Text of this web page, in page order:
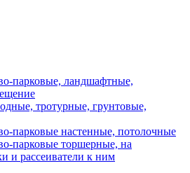
парковые, ландшафтные,
тротурные, грунтовые,
парковые настенные, потолочные
парковые торшерные, на
и рассеиватели к ним